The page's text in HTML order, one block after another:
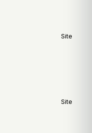
Site
Site